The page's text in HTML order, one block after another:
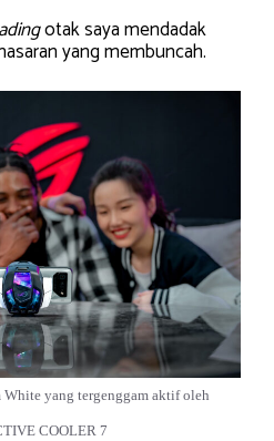
otak saya mendadak
yang membuncah.
White yang tergenggam aktif oleh
COOLER 7